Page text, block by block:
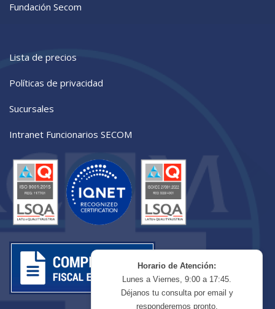
Fundación Secom
Lista de precios
Políticas de privacidad
Sucursales
Intranet Funcionarios SECOM
Horario de Atención:
Lunes a Viernes, 9:00 a 17:45.
Déjanos tu consulta por email y
responderemos pronto.